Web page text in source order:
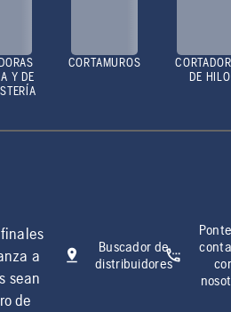
Y DE
CORTAMUROS
DE HILO
a
sean
de
Buscador de
distribuidores